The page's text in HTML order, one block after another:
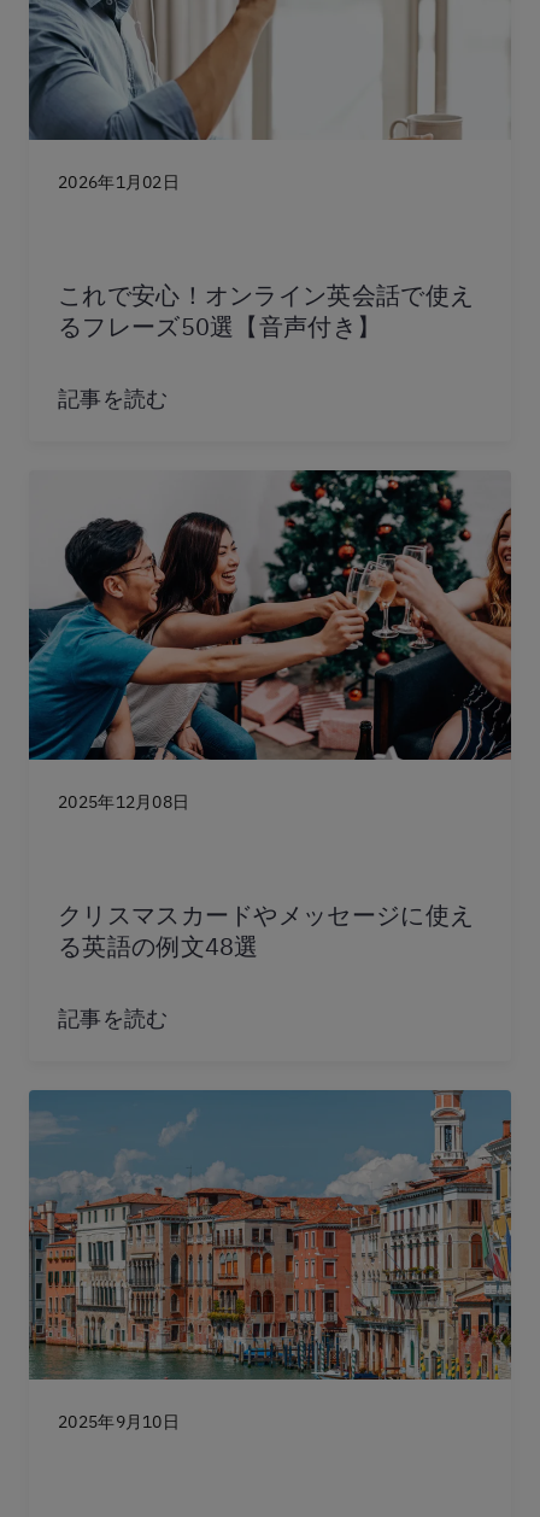
2026年1月02日
これで安心！オンライン英会話で使え
るフレーズ50選【音声付き】
記事を読む
2025年12月08日
クリスマスカードやメッセージに使え
る英語の例文48選
記事を読む
2025年9月10日